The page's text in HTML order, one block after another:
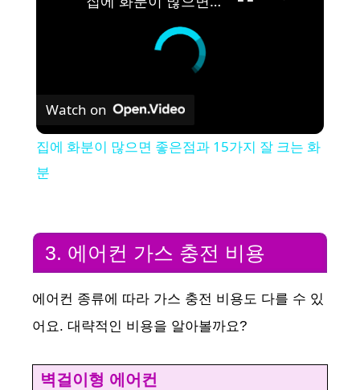
Watch on
집에 화분이 많으면 좋은점과 15가지 잘 크는 화
분
3. 에어컨 가스 충전 비용
에어컨 종류에 따라 가스 충전 비용도 다를 수 있
어요. 대략적인 비용을 알아볼까요?
벽걸이형 에어컨